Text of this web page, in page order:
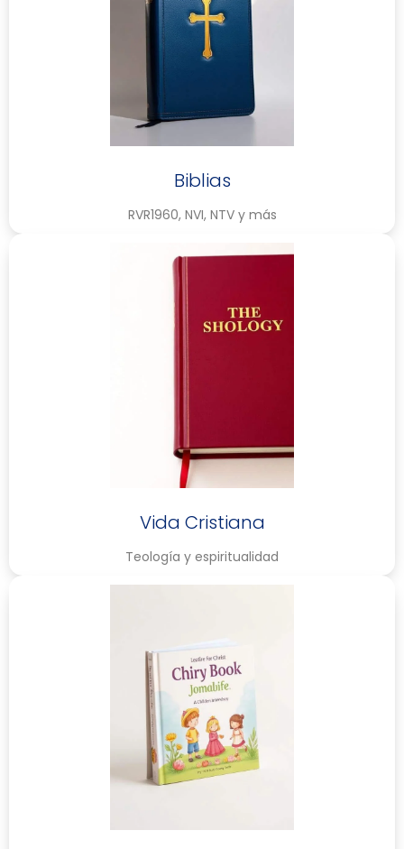
Biblias
RVR1960, NVI, NTV y más
Vida Cristiana
Teología y espiritualidad